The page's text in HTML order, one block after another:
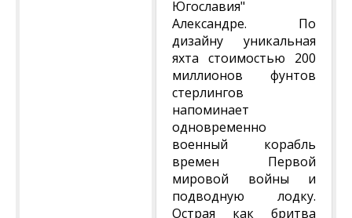
Югославия"
Александре. По
дизайну уникальная
яхта стоимостью 200
миллионов фунтов
стерлингов
напоминает
одновременно
военный корабль
времен Первой
мировой войны и
подводную лодку.
Острая как бритва